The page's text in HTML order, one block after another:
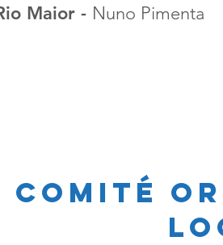
Maior - Nuno Pimenta
comité